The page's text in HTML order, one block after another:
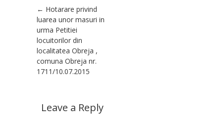
Post navigation
← Hotarare privind
luarea unor masuri in
urma Petitiei
locuitorilor din
localitatea Obreja ,
comuna Obreja nr.
1711/10.07.2015
Leave a Reply